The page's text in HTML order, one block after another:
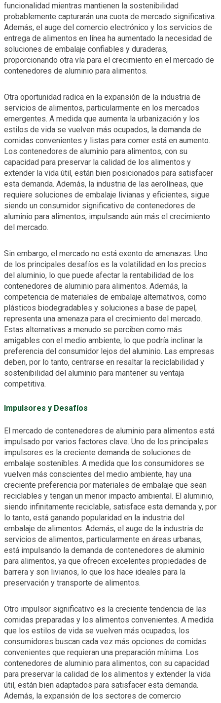
funcionalidad mientras mantienen la sostenibilidad
probablemente capturarán una cuota de mercado significativa.
Además, el auge del comercio electrónico y los servicios de
entrega de alimentos en línea ha aumentado la necesidad de
soluciones de embalaje confiables y duraderas,
proporcionando otra vía para el crecimiento en el mercado de
contenedores de aluminio para alimentos.
Otra oportunidad radica en la expansión de la industria de
servicios de alimentos, particularmente en los mercados
emergentes. A medida que aumenta la urbanización y los
estilos de vida se vuelven más ocupados, la demanda de
comidas convenientes y listas para comer está en aumento.
Los contenedores de aluminio para alimentos, con su
capacidad para preservar la calidad de los alimentos y
extender la vida útil, están bien posicionados para satisfacer
esta demanda. Además, la industria de las aerolíneas, que
requiere soluciones de embalaje livianas y eficientes, sigue
siendo un consumidor significativo de contenedores de
aluminio para alimentos, impulsando aún más el crecimiento
del mercado.
Sin embargo, el mercado no está exento de amenazas. Uno
de los principales desafíos es la volatilidad en los precios
del aluminio, lo que puede afectar la rentabilidad de los
contenedores de aluminio para alimentos. Además, la
competencia de materiales de embalaje alternativos, como
plásticos biodegradables y soluciones a base de papel,
representa una amenaza para el crecimiento del mercado.
Estas alternativas a menudo se perciben como más
amigables con el medio ambiente, lo que podría inclinar la
preferencia del consumidor lejos del aluminio. Las empresas
deben, por lo tanto, centrarse en resaltar la reciclabilidad y
sostenibilidad del aluminio para mantener su ventaja
competitiva.
Impulsores y Desafíos
El mercado de contenedores de aluminio para alimentos está
impulsado por varios factores clave. Uno de los principales
impulsores es la creciente demanda de soluciones de
embalaje sostenibles. A medida que los consumidores se
vuelven más conscientes del medio ambiente, hay una
creciente preferencia por materiales de embalaje que sean
reciclables y tengan un menor impacto ambiental. El aluminio,
siendo infinitamente reciclable, satisface esta demanda y, por
lo tanto, está ganando popularidad en la industria del
embalaje de alimentos. Además, el auge de la industria de
servicios de alimentos, particularmente en áreas urbanas,
está impulsando la demanda de contenedores de aluminio
para alimentos, ya que ofrecen excelentes propiedades de
barrera y son livianos, lo que los hace ideales para la
preservación y transporte de alimentos.
Otro impulsor significativo es la creciente tendencia de las
comidas preparadas y los alimentos convenientes. A medida
que los estilos de vida se vuelven más ocupados, los
consumidores buscan cada vez más opciones de comidas
convenientes que requieran una preparación mínima. Los
contenedores de aluminio para alimentos, con su capacidad
para preservar la calidad de los alimentos y extender la vida
útil, están bien adaptados para satisfacer esta demanda.
Además, la expansión de los sectores de comercio